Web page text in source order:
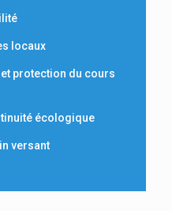
locaux
protection du cours
écologique
versant